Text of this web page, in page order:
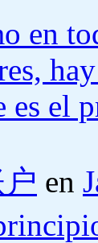
en
es el
en